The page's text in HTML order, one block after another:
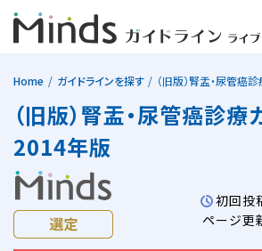
Home ガイドラインを探す （旧版）腎盂・尿管癌
（旧版）腎盂・尿管癌診療
2014年版
初回投
ページ更